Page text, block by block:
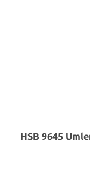
HSB 9645